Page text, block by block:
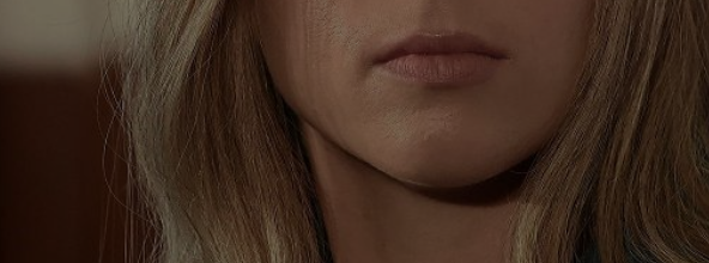
Użycie dokładnych danych geolokalizacyjnych. Aktywne skanowanie charakterystyki
Przechowywanie informacji na urządzeniu lub dostęp do nich. Spersonalizowane reklamy i
badnie odbiorców i ulepszanie usług.
Lista Zaufanych Partnerów